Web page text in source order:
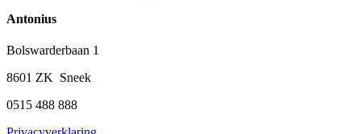
Antonius
Bolswarderbaan 1
8601 ZK Sneek
0515 488 888